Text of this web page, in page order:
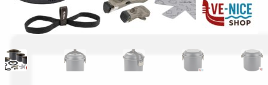
Assicurazione integrativa Garanzia3
Bonus fiscali 2025